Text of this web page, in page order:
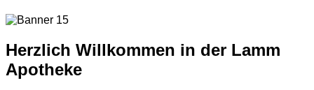
Herzlich Willkommen in der Lamm
Apotheke